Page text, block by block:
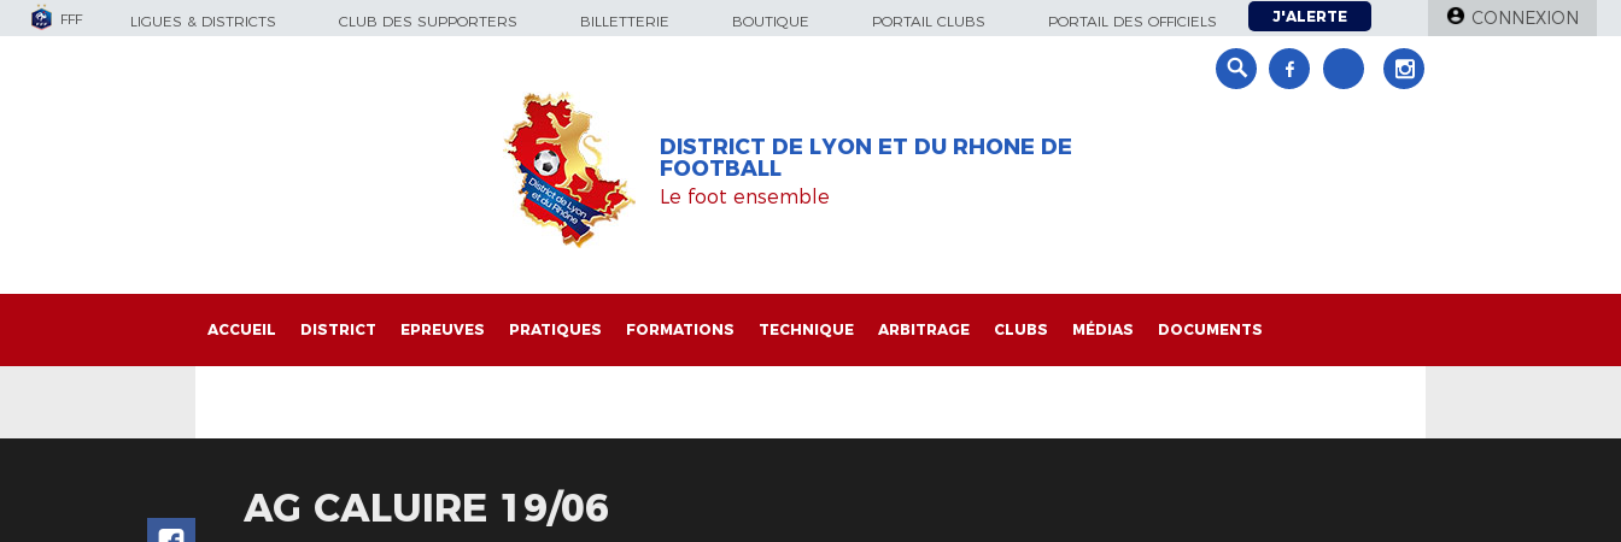
FFF LIGUES & DISTRICTS CLUB DES SUPPORTERS BILLETTERIE BOUTIQUE PORTAIL CLUBS PORTAIL DES OFFICIELS J'ALERTE CONNEXION
DISTRICT DE LYON ET DU RHONE DE
FOOTBALL
Le foot ensemble
ACCUEIL DISTRICT EPREUVES PRATIQUES FORMATIONS TECHNIQUE ARBITRAGE CLUBS MÉDIAS DOCUMENTS
AG CALUIRE 19/06